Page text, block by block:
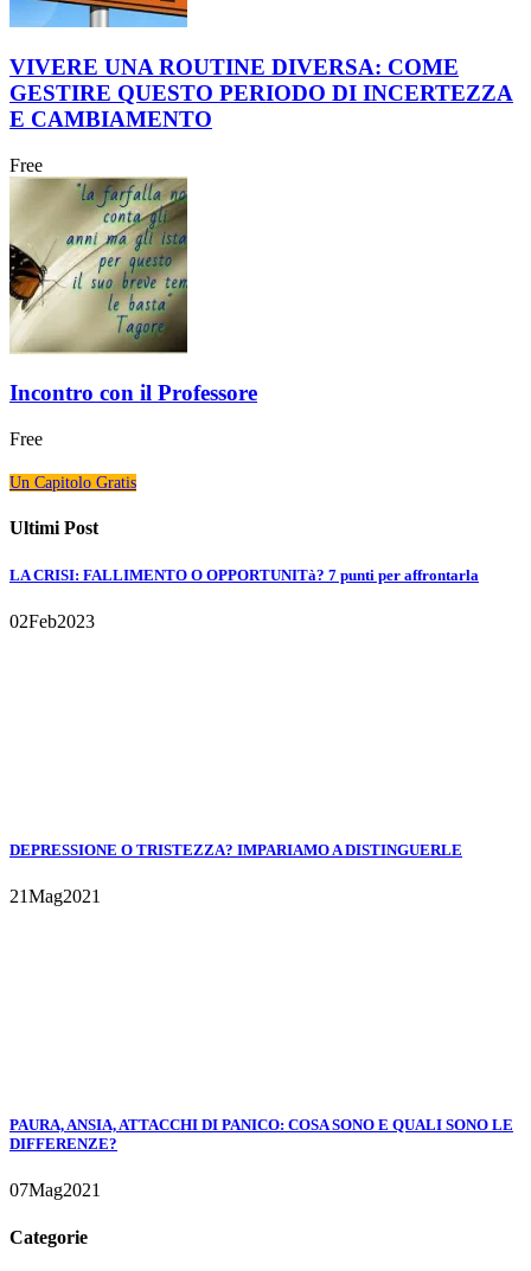
VIVERE UNA ROUTINE DIVERSA: COME
GESTIRE QUESTO PERIODO DI INCERTEZZA
E CAMBIAMENTO
Free
Incontro con il Professore
Free
Un Capitolo Gratis
Ultimi Post
LA CRISI: FALLIMENTO O OPPORTUNITà? 7 punti per affrontarla
02Feb2023
DEPRESSIONE O TRISTEZZA? IMPARIAMO A DISTINGUERLE
21Mag2021
PAURA, ANSIA, ATTACCHI DI PANICO: COSA SONO E QUALI SONO LE
DIFFERENZE?
07Mag2021
Categorie